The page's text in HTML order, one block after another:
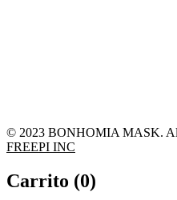
© 2023 BONHOMIA MASK.
FREEPI INC
Carrito (0)